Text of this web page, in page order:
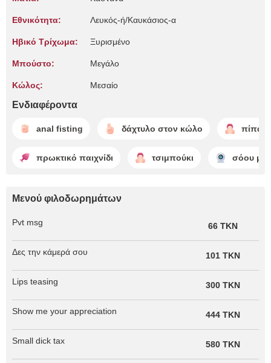
Εθνικότητα: Λευκός-ή/Καυκάσιος-α
Ηβικό Τρίχωμα: Ξυρισμένο
Μπούστο: Μεγάλο
Κώλος: Μεσαίο
Ενδιαφέροντα
anal fisting δάχτυλο στον κώλο πίπα
πρωκτικό παιχνίδι τσιμπούκι σόου με
Μενού φιλοδωρημάτων
Pvt msg 66 TKN
Δες την κάμερά σου 101 TKN
Lips teasing 300 TKN
Show me your appreciation 444 TKN
Small dick tax 580 TKN